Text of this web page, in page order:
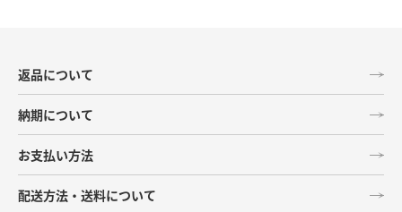
返品について
納期について
お支払い方法
配送方法・送料について